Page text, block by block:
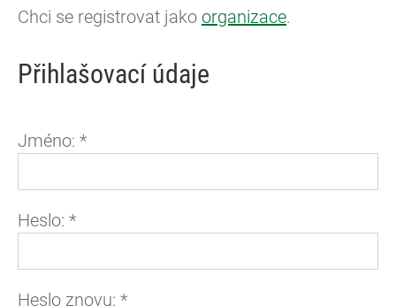
Chci se registrovat jako organizace.
Přihlašovací údaje
Jméno: *
Heslo: *
Heslo znovu: *